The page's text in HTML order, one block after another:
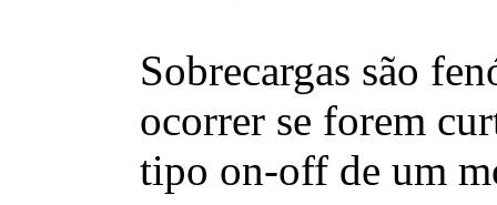
Sobrecargas são
ocorrer se forem
tipo on-off de um